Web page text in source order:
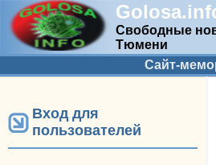
Свободные
Тюмени
Дополнительное
Сайт-
Вход для
пользователей